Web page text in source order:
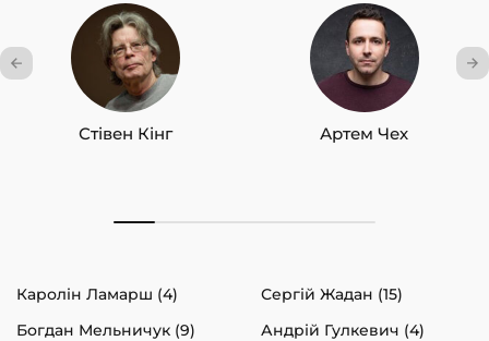
Стівен Кінг Артем Чех
Каролін Ламарш (4)
Сергій Жадан (15)
Богдан Мельничук (9)
Андрій Гулкевич (4)